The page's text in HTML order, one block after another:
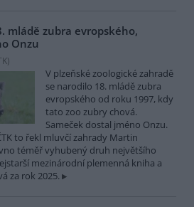
mládě zubra evropského,
Onzu
)
V plzeňské zoologické zahradě
se narodilo 18. mládě zubra
evropského od roku 1997, kdy
tato zoo zubry chová.
Sameček dostal jméno Onzu.
to řekl mluvčí zahrady Martin
téměř vyhubený druh největšího
mezinárodní plemenná kniha a
za rok 2025.